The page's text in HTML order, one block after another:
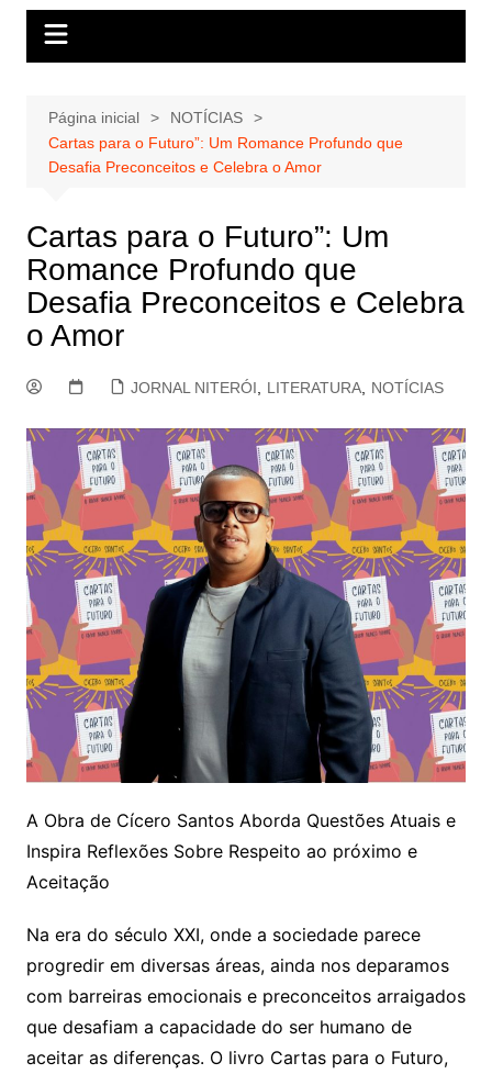
Página inicial
NOTÍCIAS
Cartas para o Futuro”: Um Romance Profundo que
Desafia Preconceitos e Celebra o Amor
Cartas para o Futuro”: Um
Romance Profundo que
Desafia Preconceitos e Celebra
o Amor
JORNAL NITERÓI LITERATURA, NOTÍCIAS
A Obra de Cícero Santos Aborda Questões Atuais e
Inspira Reflexões Sobre Respeito ao próximo e
Aceitação
Na era do século XXI, onde a sociedade parece
progredir em diversas áreas, ainda nos deparamos
com barreiras emocionais e preconceitos arraigados
que desafiam a capacidade do ser humano de
aceitar as diferenças. O livro Cartas para o Futuro,